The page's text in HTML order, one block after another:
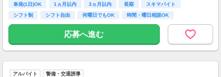
月収15万円～25万円
■主婦Cさん（月100時間程度）
月収20万円以上
現在活躍中のライバーの多くは会社員や主婦の
方。
本業や家庭と両立しながら副業として活動され
ています。
通勤時間ゼロだから、本業やプライベートとの
両立もラクラク♪
単発(1日)OK 1ヵ月以内 3ヵ月以内 長期
スキマバイト
シフト制
シフト自由 何曜日でもOK 時間・曜日相談OK
応募へ進む
アルバイト 警備・交通誘導